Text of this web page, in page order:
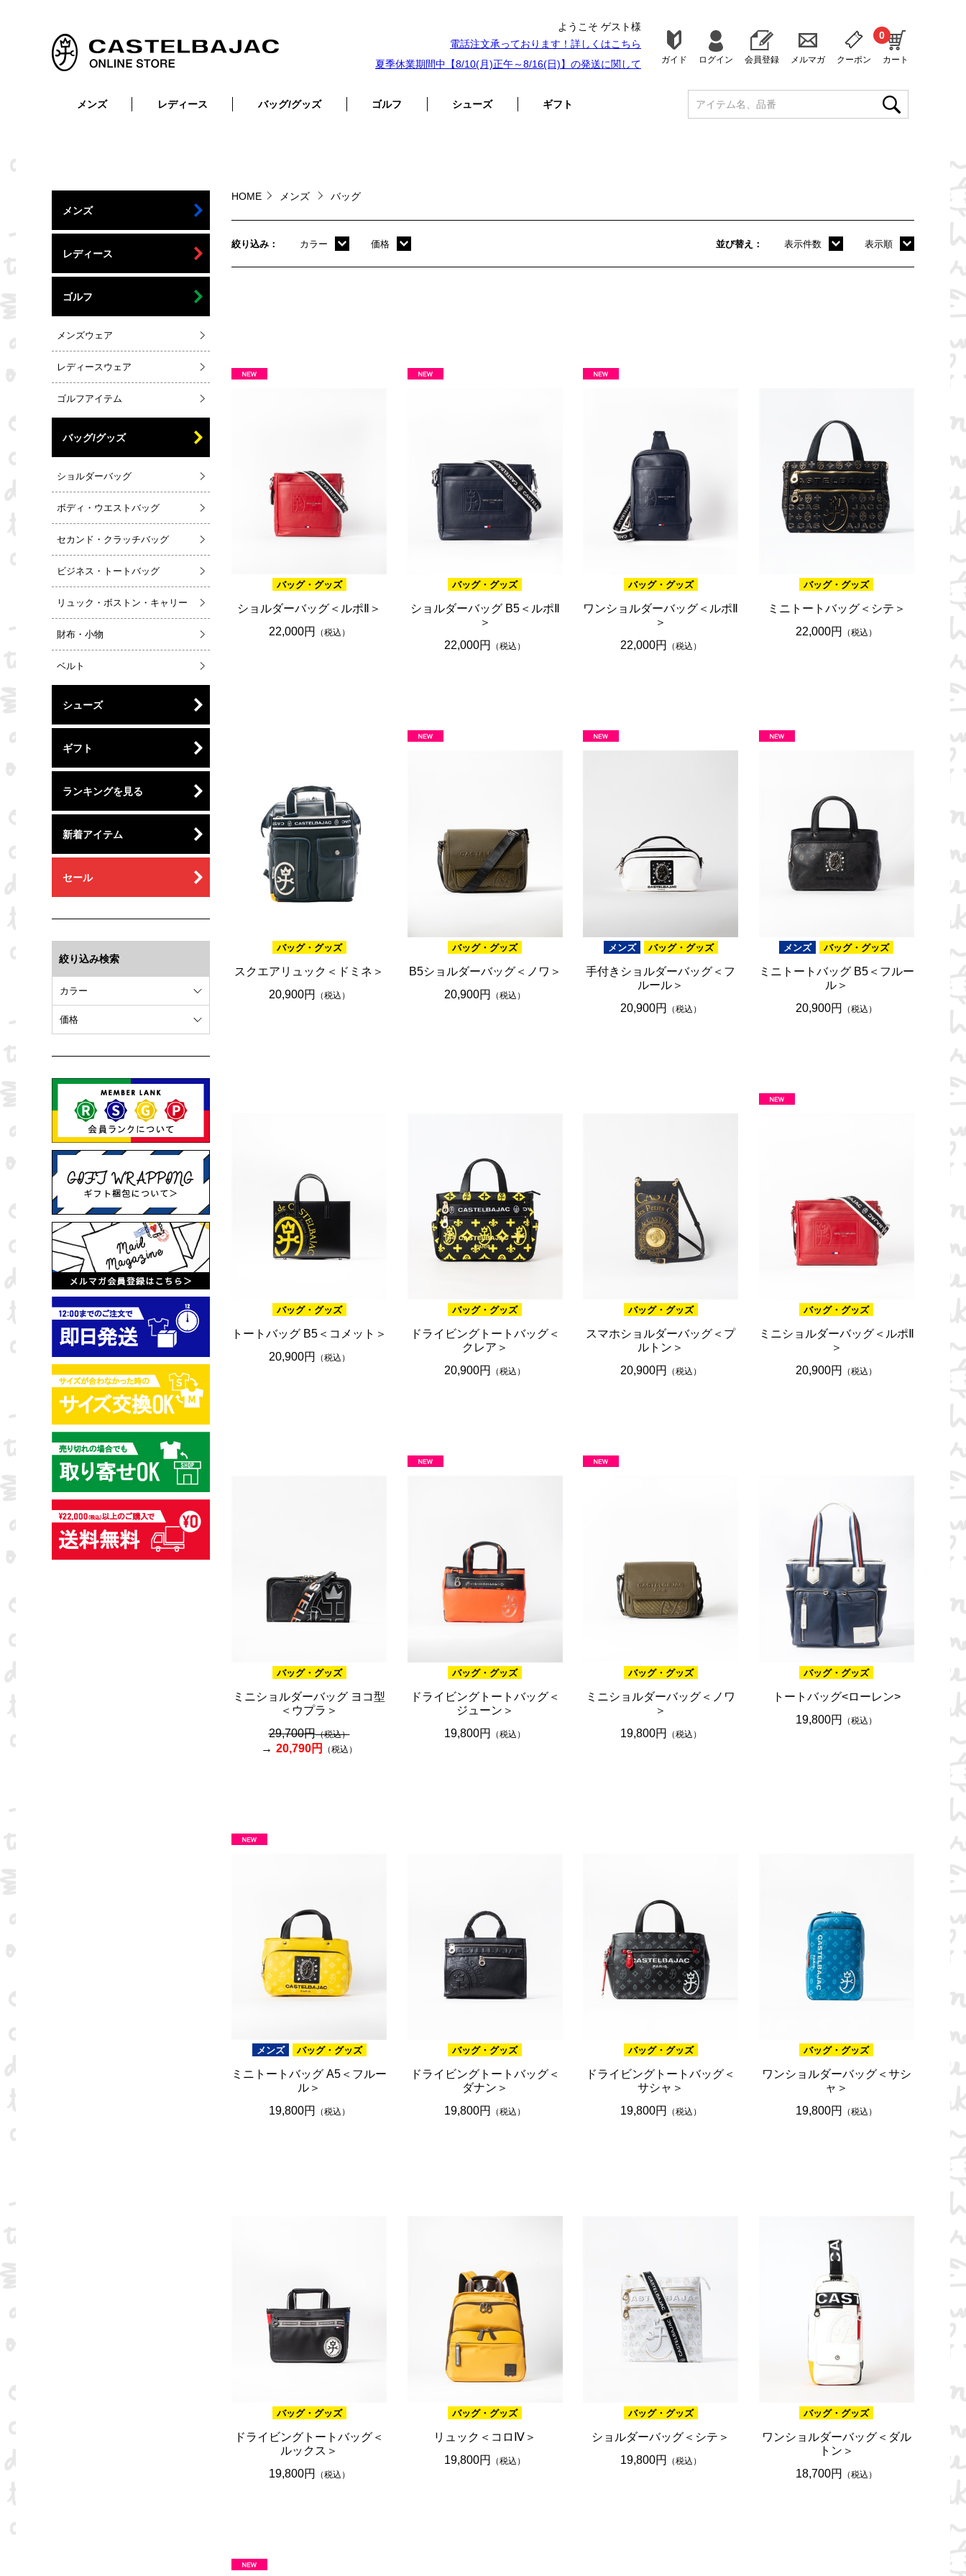
ようこそ ゲスト様
電話注文承っております！詳しくはこちら
夏季休業期間中【8/10(月)正午～8/16(日)】の発送に関して
ガイド ログイン 会員登録 メルマガ クーポン カート
0
メンズ
ボトムス
バッグ
レディース
小物
バッグ
バッグ/グッズ
セカンド・クラッチバッグ
ビジネス・トートバッグ
靴
ゴルフ
ゴルフアイテム
シューズ ギフト
メンズ
レディース
ゴルフ
メンズウェア
レディースウェア
ゴルフアイテム
バッグ/グッズ
ショルダーバッグ
ボディ・ウエストバッグ
セカンド・クラッチバッグ
ビジネス・トートバッグ
リュック・ボストン・キャリー
財布・小物
ベルト
シューズ
ギフト
ランキングを見る
新着アイテム
セール
絞り込み検索
カラー
ピンク
ブラック
ブルー
グリーン
イエロー
グレー
パープル
ベージュ
価格
20,001円 ～
HOME メンズ バッグ
絞り込み カラー
グレー
パープル
ベージュ
価格 並び替え 表示件数 表示順
バッグ・グッズ
ショルダーバッグ＜ルポⅡ＞
22,000円
（税込）
バッグ・グッズ
ショルダーバッグ B5＜ルポⅡ
＞
22,000円
（税込）
バッグ・グッズ
ワンショルダーバッグ＜ルポⅡ
＞
22,000円
（税込）
バッグ・グッズ
ミニトートバッグ＜シテ＞
22,000円
（税込）
バッグ・グッズ
スクエアリュック＜ドミネ＞
20,900円
（税込）
バッグ・グッズ
B5ショルダーバッグ＜ノワ＞
20,900円
（税込）
メンズ バッグ・グッズ
手付きショルダーバッグ＜フ
ルール＞
20,900円
（税込）
メンズ バッグ・グッズ
ミニトートバッグ B5＜フルー
ル＞
20,900円
（税込）
バッグ・グッズ
トートバッグ B5＜コメット＞
20,900円
（税込）
バッグ・グッズ
ドライビングトートバッグ＜
クレア＞
20,900円
（税込）
バッグ・グッズ
スマホショルダーバッグ＜プ
ルトン＞
20,900円
（税込）
バッグ・グッズ
ミニショルダーバッグ＜ルポⅡ
＞
20,900円
（税込）
バッグ・グッズ
ミニショルダーバッグ ヨコ型
＜ウプラ＞
29,700円（税込）
20,790円 （税込）
バッグ・グッズ
ドライビングトートバッグ＜
ジューン＞
19,800円
（税込）
バッグ・グッズ
ミニショルダーバッグ＜ノワ
＞
19,800円
（税込）
バッグ・グッズ
トートバッグ<ローレン>
19,800円
（税込）
メンズ バッグ・グッズ
ミニトートバッグ A5＜フルー
ル＞
19,800円
（税込）
バッグ・グッズ
ドライビングトートバッグ＜
ダナン＞
19,800円
（税込）
バッグ・グッズ
ドライビングトートバッグ＜
サシャ＞
19,800円
（税込）
バッグ・グッズ
ワンショルダーバッグ＜サシ
ャ＞
19,800円
（税込）
バッグ・グッズ
ドライビングトートバッグ＜
ルックス＞
19,800円
（税込）
バッグ・グッズ
リュック＜コロⅣ＞
19,800円
（税込）
バッグ・グッズ
ショルダーバッグ＜シテ＞
19,800円
（税込）
バッグ・グッズ
ワンショルダーバッグ＜ダル
トン＞
18,700円
（税込）